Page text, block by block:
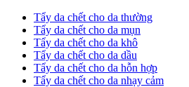
Tẩy da chết cho da thường
Tẩy da chết cho da mụn
Tẩy da chết cho da khô
Tẩy da chết cho da dầu
Tẩy da chết cho da hỗn hợp
Tẩy da chết cho da nhạy cảm